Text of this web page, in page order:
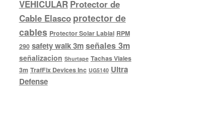
VEHICULAR Protector de
Cable Elasco protector de
cables Protector Solar Labial RPM
290 safety walk 3mseñales 3m
señalizacion Shurtape Tachas Viales
3m TrafFix Devices Inc UG5140 Ultra
Defense